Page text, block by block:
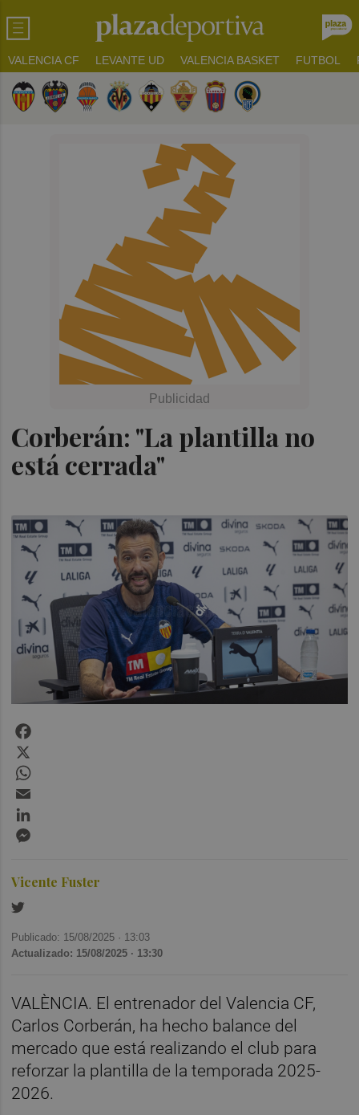
VALENCIA CF LEVANTE UD VALENCIA BASKET FUTBOL
Corberán: "La plantilla no
está cerrada"
Vicente Fuster
Publicado: 15/08/2025 · 13:03
Actualizado: 15/08/2025 · 13:30
VALÈNCIA. El entrenador del Valencia CF,
Carlos Corberán, ha hecho balance del
mercado que está realizando el club para
reforzar la plantilla de la temporada 2025-
2026.